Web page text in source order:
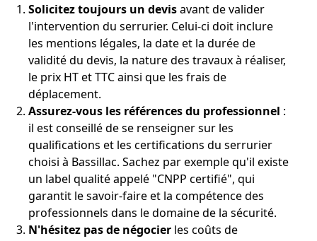
Solicitez toujours un devisavant de valider
l'intervention du serrurier. Celui-ci doit inclure
les mentions légales, la date et la durée de
validité du devis, la nature des travaux à réaliser,
le prix HT et TTC ainsi que les frais de
déplacement.
Assurez-vous les références du professionnel :
il est conseillé de se renseigner sur les
qualifications et les certifications du serrurier
choisi à Bassillac. Sachez par exemple qu'il existe
un label qualité appelé "CNPP certifié", qui
garantit le savoir-faire et la compétence des
professionnels dans le domaine de la sécurité.
N'hésitez pas de négocier les coûts de